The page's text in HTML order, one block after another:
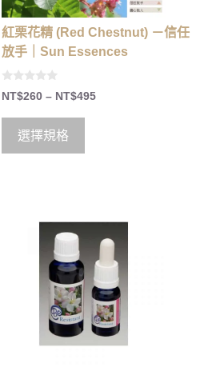
紅栗花精 (Red Chestnut) －信任
放手｜Sun Essences
0
o
5
NT$260 – NT$495
選擇規格